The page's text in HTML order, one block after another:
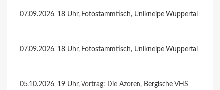
07.09.2026, 18 Uhr, Fotostammtisch, Unikneipe Wuppertal
07.09.2026, 18 Uhr, Fotostammtisch, Unikneipe Wuppertal
05.10.2026, 19 Uhr, Vortrag: Die Azoren, Bergische VHS